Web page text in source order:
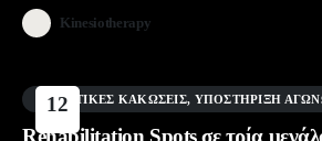
Kinesiotherapy
12
AΘΛΗΤΙΚΈΣ ΚΑΚΏΣΕΙΣ, ΥΠΟΣΤΉΡΙΞΗ
Rehabilitation Spots σε τρία